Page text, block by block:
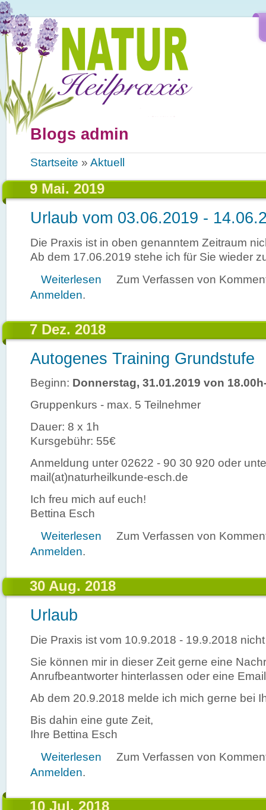
Direkt zum Inhalt
Blogs admin
Sie sind hier
Startseite » Aktuell
9 Mai. 2019
Urlaub vom 03.06.2019 -
Die Praxis ist in oben genanntem Zeitraum
Ab dem 17.06.2019 stehe ich für Sie wieder
Weiterlesen über Urlaub vom 03.06.2019 - 14.06.2019
Zum Verfassen von
Anmelden.
7 Dez. 2018
Autogenes Training Grundstufe
Beginn: Donnerstag, 31.01.2019 von
Gruppenkurs - max. 5 Teilnehmer
Dauer: 8 x 1h
Kursgebühr: 55€
Anmeldung unter 02622 - 90 30 920 oder
mail(at)naturheilkunde-esch.de
Ich freu mich auf euch!
Bettina Esch
Weiterlesen über Autogenes Training Grundstufe
Zum Verfassen von
Anmelden.
30 Aug. 2018
Urlaub
Die Praxis ist vom 10.9.2018 - 19.9.2018
Sie können mir in dieser Zeit gerne eine
Anrufbeantworter hinterlassen oder eine
Ab dem 20.9.2018 melde ich mich gerne bei
Bis dahin eine gute Zeit,
Ihre Bettina Esch
Weiterlesen über Urlaub
Zum Verfassen von
Anmelden.
10 Jul. 2018